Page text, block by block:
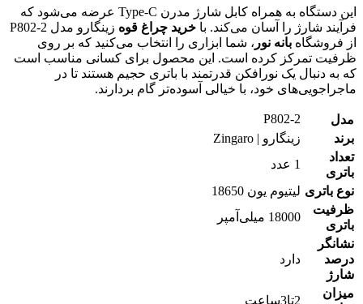
این دستگاه به همراه کابل شارژ مدرن Type-C عرضه می‌شود که
فرآیند شارژ را آسان می‌کند. با خرید چراغ قوه
زینگارو مدل P802-2
از فروشگاه بانه نور ، شما ابزاری را انتخاب می‌کنید که بر روی
ظرفیت تمرکز کرده است. این محصول برای کسانی مناسب است
که به دنبال یک نورافکن قدرتمند با باتری حجیم هستند تا در
ماجراجویی‌های خود، با خیالی آسوده‌تر گام بردارند.
مدل
P802-2
برند
زینگارو | Zingaro
تعداد
باتری
1 عدد
نوع باتری لیتیوم یون 18650
ظرفیت
باتری
18000 میلی‌آمپر
نشانگر
درصد
شارژ
دارد
میزان
2تا3ساعت